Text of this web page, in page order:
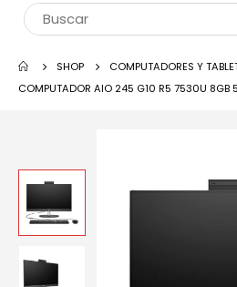
SHOP COMPUTADORES Y
COMPUTADOR AIO 245 G10 R5 7530U 8GB